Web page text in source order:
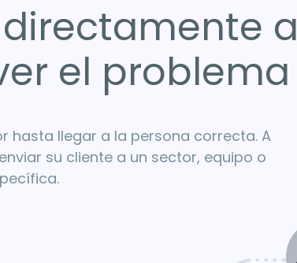
a
el problema
hasta llegar a la persona correcta. A
su cliente a un sector, equipo o